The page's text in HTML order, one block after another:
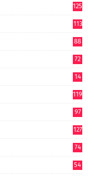
125
113
88
72
14
119
97
127
74
54